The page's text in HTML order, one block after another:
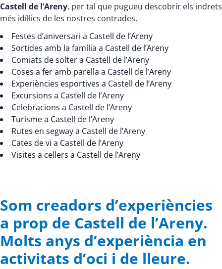
Castell de l’Areny, per tal que pugueu descobrir els indrets
més idíl·lics de les nostres contrades.
Festes d’aniversari a Castell de l’Areny
Sortides amb la família a Castell de l’Areny
Comiats de solter a Castell de l’Areny
Coses a fer amb parella a Castell de l’Areny
Experiències esportives a Castell de l’Areny
Excursions a Castell de l’Areny
Celebracions a Castell de l’Areny
Turisme a Castell de l’Areny
Rutes en segway a Castell de l’Areny
Cates de vi a Castell de l’Areny
Visites a cellers a Castell de l’Areny
Som creadors d’experiències
a prop de Castell de l’Areny.
Molts anys d’experiència en
activitats d’oci i de lleure.